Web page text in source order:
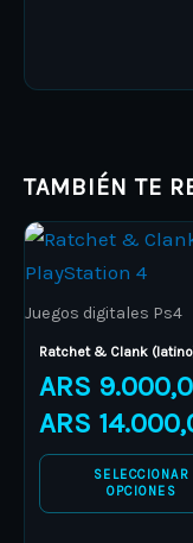
TAMBIÉN TE
Juegos digitales Ps4
Ratchet & Clank
ARS
ARS
SELECCIONAR
OPCIONES
This
product
has
The
options
may
be